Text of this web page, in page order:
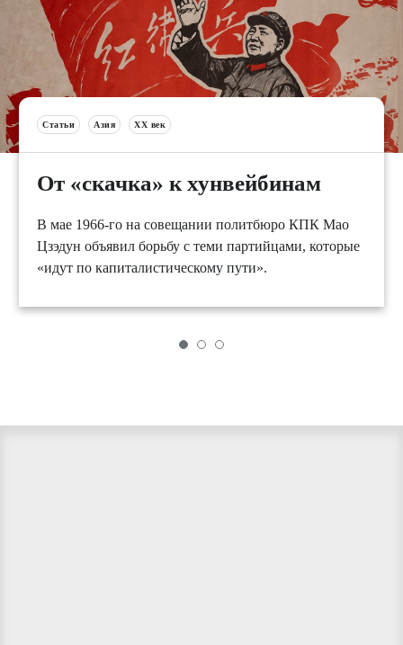
Статьи Азия XX век
От «скачка» к хунвейбинам
В мае 1966-го на совещании политбюро КПК Мао
Цзэдун объявил борьбу с теми партийцами, которые
«идут по капиталистическому пути».